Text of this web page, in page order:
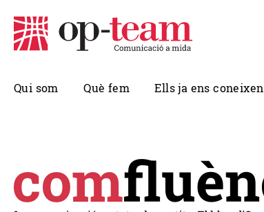
Qui som Què fem Ells ja ens coneixen